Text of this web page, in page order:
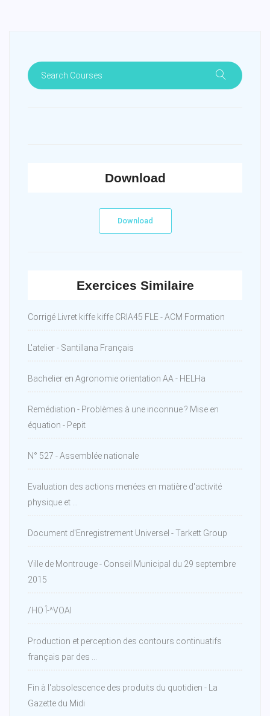
Download
Download
Exercices Similaire
Corrigé Livret kiffe kiffe CRIA45 FLE - ACM Formation
L'atelier - Santillana Français
Bachelier en Agronomie orientation AA - HELHa
Remédiation - Problèmes à une inconnue ? Mise en
équation - Pepit
N° 527 - Assemblée nationale
Evaluation des actions menées en matière d'activité
physique et ...
Document d'Enregistrement Universel - Tarkett Group
Ville de Montrouge - Conseil Municipal du 29 septembre
2015
/HO Î-^VOAI
Production et perception des contours continuatifs
français par des ...
Fin à l'absolescence des produits du quotidien - La
Gazette du Midi